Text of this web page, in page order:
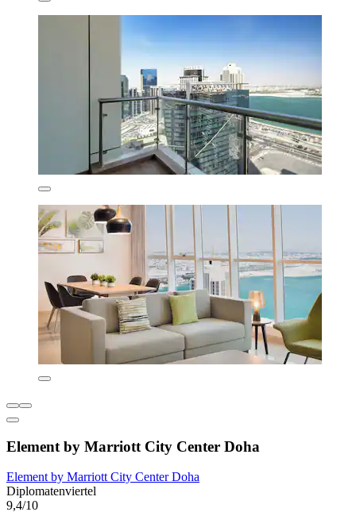
Element by Marriott City Center Doha
Element by Marriott City Center Doha
Diplomatenviertel
9,4/10